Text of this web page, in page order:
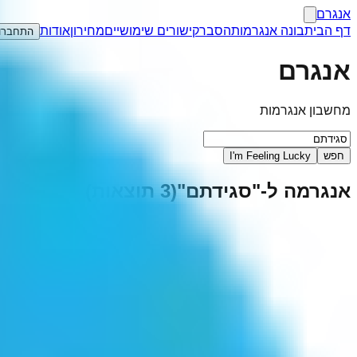
אנגרם
דף הביתבונה אנגרמותהסברקישורים שימושייםמחירוןאודות
אנגרם
מחשבון אנגרמות
חפש I'm Feeling Lucky
אנגרמה ל-"סגידתם"
(
3תוצאות)